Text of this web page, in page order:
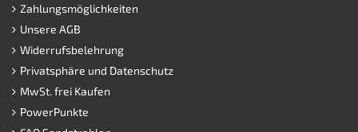
Zahlungsmöglichkeiten
Unsere AGB
Widerrufsbelehrung
Privatsphäre und Datenschutz
MwSt. frei Kaufen
PowerPunkte